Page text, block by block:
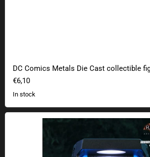
DC Comics Metals Die Cast collectible
€6,10
In stock
Hot Toys Arkham Armory 2008